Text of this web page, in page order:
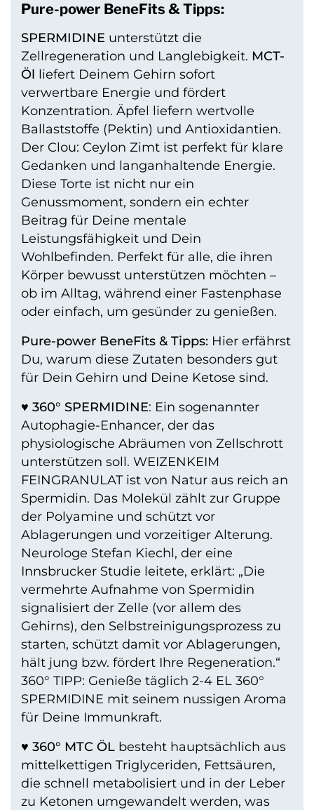
Pure-power BeneFits & Tipps:
SPERMIDINE unterstützt die
Zellregeneration und Langlebigkeit. MCT-
Öl liefert Deinem Gehirn sofort
verwertbare Energie und fördert
Konzentration. Äpfel liefern wertvolle
Ballaststoffe (Pektin) und Antioxidantien.
Der Clou: Ceylon Zimt ist perfekt für klare
Gedanken und langanhaltende Energie.
Diese Torte ist nicht nur ein
Genussmoment, sondern ein echter
Beitrag für Deine mentale
Leistungsfähigkeit und Dein
Wohlbefinden. Perfekt für alle, die ihren
Körper bewusst unterstützen möchten –
ob im Alltag, während einer Fastenphase
oder einfach, um gesünder zu genießen.
Pure-power BeneFits & Tipps: Hier erfährst
Du, warum diese Zutaten besonders gut
für Dein Gehirn und Deine Ketose sind.
♥ 360° SPERMIDINE: Ein sogenannter
Autophagie-Enhancer, der das
physiologische Abräumen von Zellschrott
unterstützen soll. WEIZENKEIM
FEINGRANULAT ist von Natur aus reich an
Spermidin. Das Molekül zählt zur Gruppe
der Polyamine und schützt vor
Ablagerungen und vorzeitiger Alterung.
Neurologe Stefan Kiechl, der eine
Innsbrucker Studie leitete, erklärt: „Die
vermehrte Aufnahme von Spermidin
signalisiert der Zelle (vor allem des
Gehirns), den Selbstreinigungsprozess zu
starten, schützt damit vor Ablagerungen,
hält jung bzw. fördert Ihre Regeneration.“
360° TIPP: Genieße täglich 2-4 EL 360°
SPERMIDINE mit seinem nussigen Aroma
für Deine Immunkraft.
♥ 360° MTC ÖL besteht hauptsächlich aus
mittelkettigen Triglyceriden, Fettsäuren,
die schnell metabolisiert und in der Leber
zu Ketonen umgewandelt werden, was